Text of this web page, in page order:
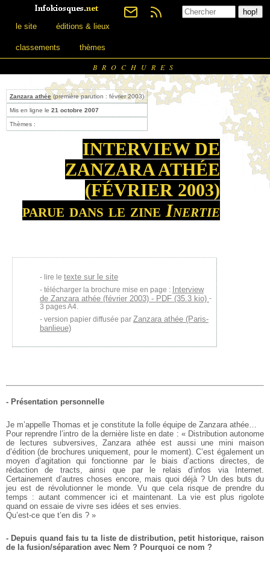
le site éditions & lieux
classements thèmes
BROCHURES
Zanzara athée (première parution : février 2003)
Mis en ligne le 21 octobre 2007
Thèmes :
INTERVIEW DE
ZANZARA ATHÉE
(FÉVRIER 2003)
parue dans le zine Inertie
lire le texte sur le site
télécharger la brochure mise en page : Interview
de Zanzara athée (février 2003) - PDF (35.3 kio) -
3 pages A4.
version papier diffusée par Zanzara athée (Paris-
banlieue)
- Présentation personnelle
Je m’appelle Thomas et je constitute la folle équipe de Zanzara athée…
Pour reprendre l’intro de la dernière liste en date : « Distribution autonome
de lectures subversives, Zanzara athée est aussi une mini maison
d’édition (de brochures uniquement, pour le moment). C’est également un
moyen d’agitation qui fonctionne par le biais d’actions directes, de
rédaction de tracts, ainsi que par le relais d’infos via Internet.
Certainement d’autres choses encore, mais quoi déjà ? Un des buts du
jeu est de révolutionner le monde. Vu que cela risque de prendre du
temps : autant commencer ici et maintenant. La vie est plus rigolote
quand on essaie de vivre ses idées et ses envies.
Qu’est-ce que t’en dis ? »
- Depuis quand fais tu ta liste de distribution, petit historique, raison
de la fusion/séparation avec Nem ? Pourquoi ce nom ?